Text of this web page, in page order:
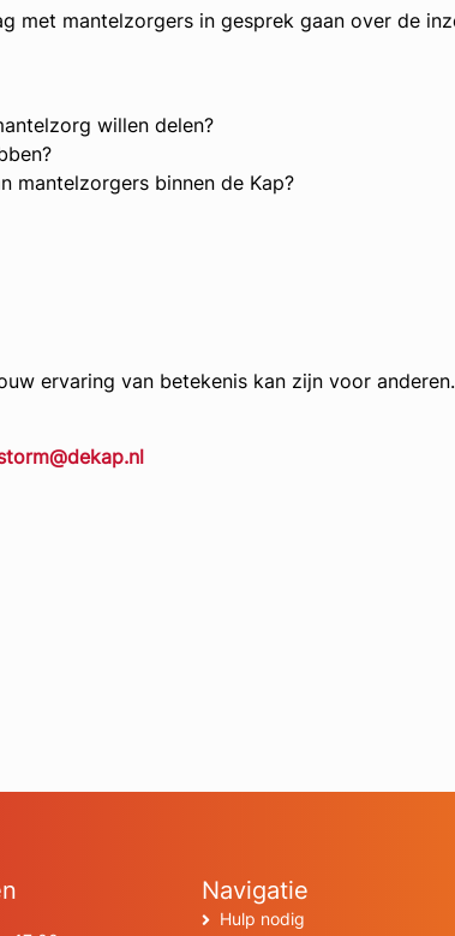
met mantelzorgers in gesprek gaan over de
willen delen?
mantelzorgers binnen de Kap?
ervaring van betekenis kan zijn voor anderen.
Navigatie
Hulp nodig